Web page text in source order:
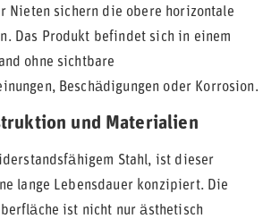
Nieten sichern die obere horizontale
Das Produkt befindet sich in einem
ohne sichtbare
Beschädigungen oder Korrosion.
und Materialien
Stahl, ist dieser
lange Lebensdauer konzipiert. Die
ist nicht nur ästhetisch